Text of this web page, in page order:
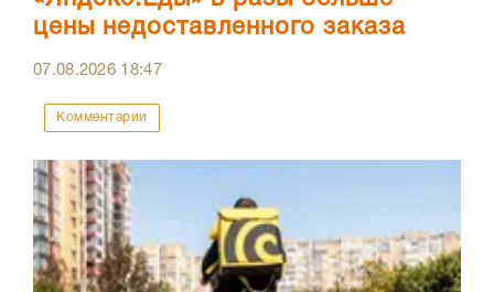
цены недоставленного заказа
07.08.2026 18:47
Комментарии